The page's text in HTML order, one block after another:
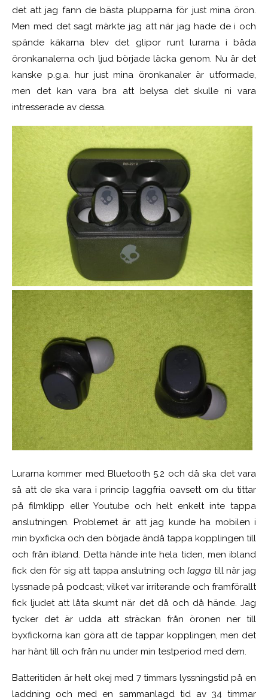
det att jag fann de bästa plupparna för just mina öron.
Men med det sagt märkte jag att när jag hade de i och
spände käkarna blev det glipor runt lurarna i båda
öronkanalerna och ljud började läcka genom. Nu är det
kanske p.g.a. hur just mina öronkanaler är utformade,
men det kan vara bra att belysa det skulle ni vara
intresserade av dessa.
Lurarna kommer med Bluetooth 5.2 och då ska det vara
så att de ska vara i princip laggfria oavsett om du tittar
på filmklipp eller Youtube och helt enkelt inte tappa
anslutningen. Problemet är att jag kunde ha mobilen i
min byxficka och den började ändå tappa kopplingen till
och från ibland. Detta hände inte hela tiden, men ibland
fick den för sig att tappa anslutning ochlagga till när jag
lyssnade på podcast; vilket var irriterande och framförallt
fick ljudet att låta skumt när det då och då hände. Jag
tycker det är udda att sträckan från öronen ner till
byxfickorna kan göra att de tappar kopplingen, men det
har hänt till och från nu under min testperiod med dem.
Batteritiden är helt okej med 7 timmars lyssningstid på en
laddning och med en sammanlagd tid av 34 timmar